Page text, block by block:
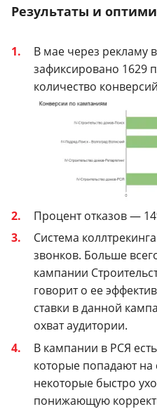
Результаты и
В мае через рекламу
зафиксировано 1629
количество
Процент отказов —
Система
звонков. Больше
кампании
говорит о ее
ставки в данной
охват аудитории.
В кампании в РСЯ
которые попадают на
некоторые быстро
понижающую